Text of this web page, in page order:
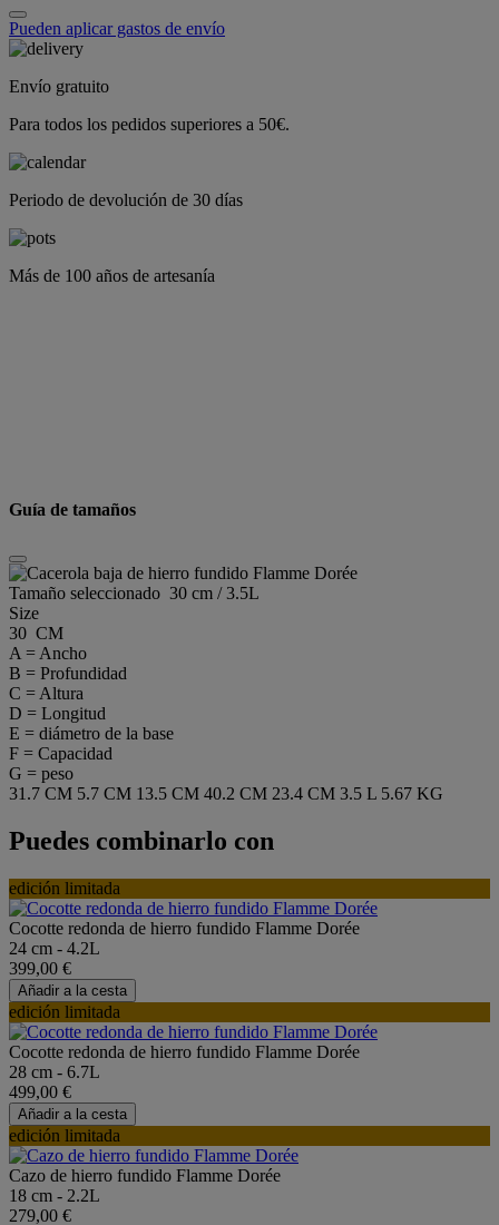
Pueden aplicar gastos de envío
Envío gratuito
Para todos los pedidos superiores a 50€.
Periodo de devolución de 30 días
Más de 100 años de artesanía
Guía de tamaños
Tamaño seleccionado 30 cm / 3.5L
Size
30 CM
A = Ancho
B = Profundidad
C = Altura
D = Longitud
E = diámetro de la base
F = Capacidad
G = peso
31.7 CM 5.7 CM 13.5 CM 40.2 CM 23.4 CM 3.5 L 5.67 KG
Puedes combinarlo con
edición limitada
Cocotte redonda de hierro fundido Flamme Dorée
24 cm - 4.2L
399,00 €
Añadir a la cesta
edición limitada
Cocotte redonda de hierro fundido Flamme Dorée
28 cm - 6.7L
499,00 €
Añadir a la cesta
edición limitada
Cazo de hierro fundido Flamme Dorée
18 cm - 2.2L
279,00 €